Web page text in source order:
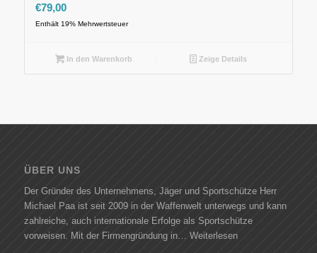
€79,00
Enthält 19% Mehrwertsteuer
In den Warenkorb Zeige Details
ÜBER UNS
Der Gründer des Unternehmens, Jäger und Sportschütze Herr
Michael Paa ist seit 2009 in der Waffenwelt unterwegs und kann
zahlreiche, auch internationale Erfolge als Sportschütze
vorweisen. Mit der Firmengründung in… Weiterlesen